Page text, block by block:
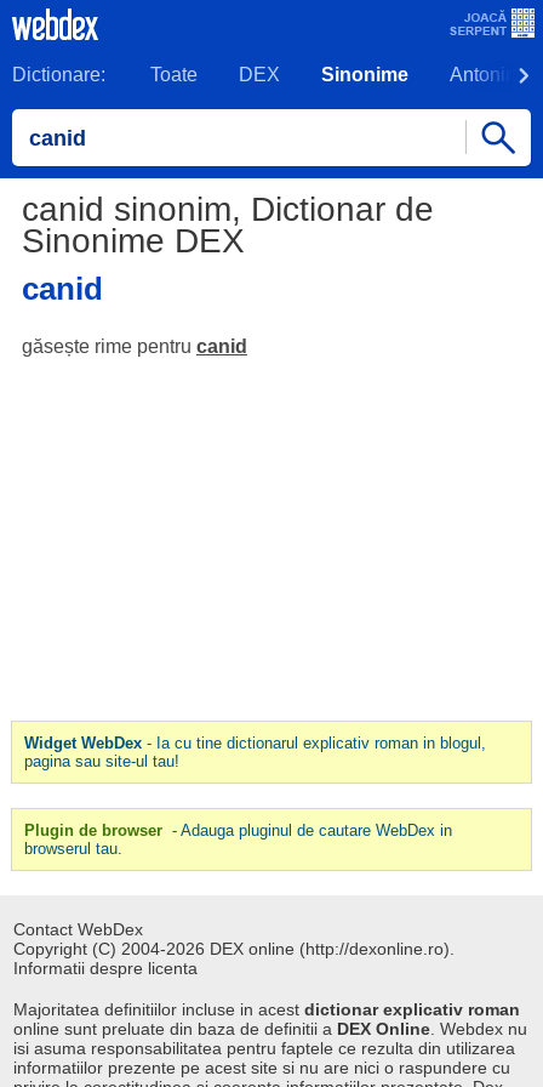
Dictionare: Toate DEX Sinonime Antonime
canid sinonim, Dictionar de
Sinonime DEX
canid
găsește rime pentru canid
Widget WebDex- Ia cu tine dictionarul explicativ roman in blogul,
pagina sau site-ul tau!
Plugin de browser - Adauga pluginul de cautare WebDex in
browserul tau.
Contact WebDex
Copyright (C) 2004-2026 DEX online (http://dexonline.ro).
Informatii despre licenta
Majoritatea definitiilor incluse in acestdictionar explicativ roman
online sunt preluate din baza de definitii a DEX Online . Webdex nu
isi asuma responsabilitatea pentru faptele ce rezulta din utilizarea
informatiilor prezente pe acest site si nu are nici o raspundere cu